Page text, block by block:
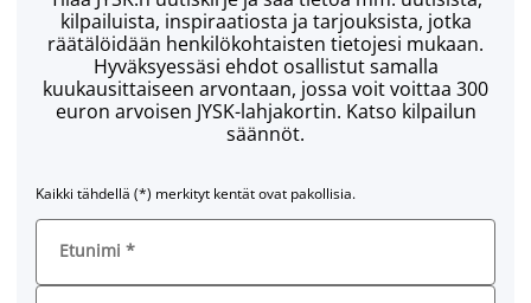
kilpailuista, inspiraatiosta ja tarjouksista, jotka
räätälöidään henkilökohtaisten tietojesi mukaan.
Hyväksyessäsi ehdot osallistut samalla
kuukausittaiseen arvontaan, jossa voit voittaa 300
euron arvoisen JYSK-lahjakortin. Katso kilpailun
säännöt.
Kaikki tähdellä (*) merkityt kentät ovat pakollisia.
Etunimi *